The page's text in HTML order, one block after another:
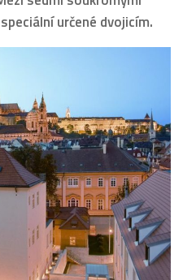
určené dvojicím.